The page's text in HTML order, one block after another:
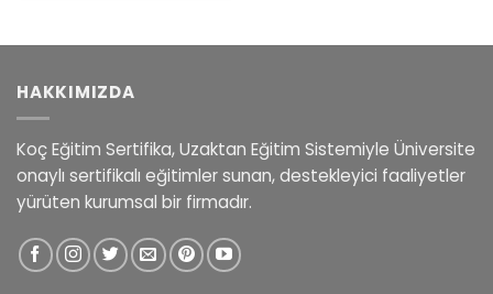
HAKKIMIZDA
Koç Eğitim Sertifika, Uzaktan Eğitim Sistemiyle Üniversite
onaylı sertifikalı eğitimler sunan, destekleyici faaliyetler
yürüten kurumsal bir firmadır.